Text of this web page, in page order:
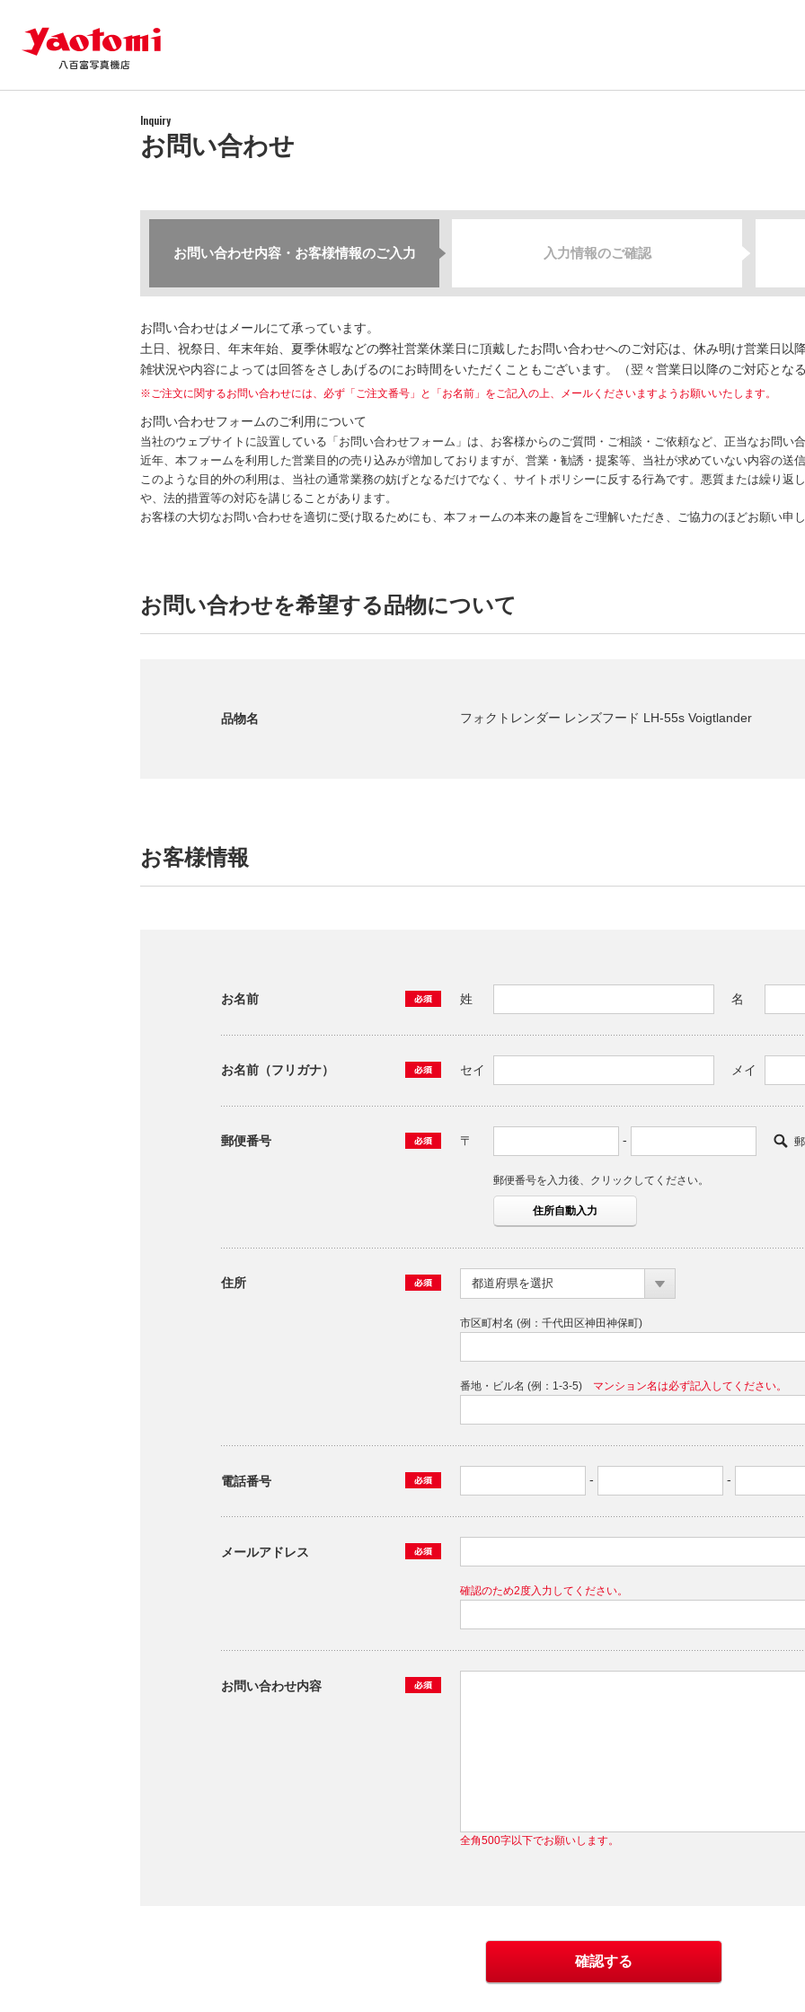
Inquiry
お問い合わせ
お問い合わせ内容・お客様情報のご入力 入力情報のご確認
お問い合わせはメールにて承っています。
土日、祝祭日、年末年始、夏季休暇などの弊社営業休業日に頂戴したお問い合わせへのご対応は、休み明け営業日以
雑状況や内容によっては回答をさしあげるのにお時間をいただくこともございます。（翌々営業日以降のご対応とな
※ご注文に関するお問い合わせには、必ず「ご注文番号」と「お名前」をご記入の上、メールくださいますようお願いいたします。
お問い合わせフォームのご利用について
当社のウェブサイトに設置している「お問い合わせフォーム」は、お客様からのご質問・ご相談・ご依頼など、正当なお問い
近年、本フォームを利用した営業目的の売り込みが増加しておりますが、営業・勧誘・提案等、当社が求めていない内容の送
このような目的外の利用は、当社の通常業務の妨げとなるだけでなく、サイトポリシーに反する行為です。悪質または繰り返
や、法的措置等の対応を講じることがあります。
お客様の大切なお問い合わせを適切に受け取るためにも、本フォームの本来の趣旨をご理解いただき、ご協力のほどお願い申し
お問い合わせを希望する品物について
品物名 フォクトレンダー レンズフード LH-55s Voigtlander
お客様情報
お名前 姓 名
お名前（フリガナ） セイ メイ
郵便番号 〒 -
郵便番号を入力後、クリックしてください。
住所 都道府県を選択
市区町村名 (例：千代田区神田神保町)
番地・ビル名 (例：1-3-5) マンション名は必ず記入してください。
電話番号 - -
メールアドレス
確認のため2度入力してください。
お問い合わせ内容
全角500字以下でお願いします。
確認する